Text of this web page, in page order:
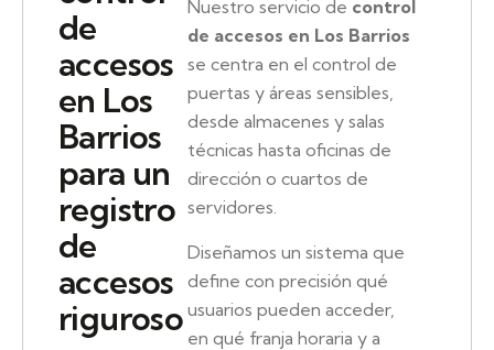
de
accesos
en Los
Barrios
para un
registro
de
accesos
riguroso
Nuestro servicio de control
de accesos en Los Barrios
se centra en el control de
puertas y áreas sensibles,
desde almacenes y salas
técnicas hasta oficinas de
dirección o cuartos de
servidores.
Diseñamos un sistema que
define con precisión qué
usuarios pueden acceder,
en qué franja horaria y a